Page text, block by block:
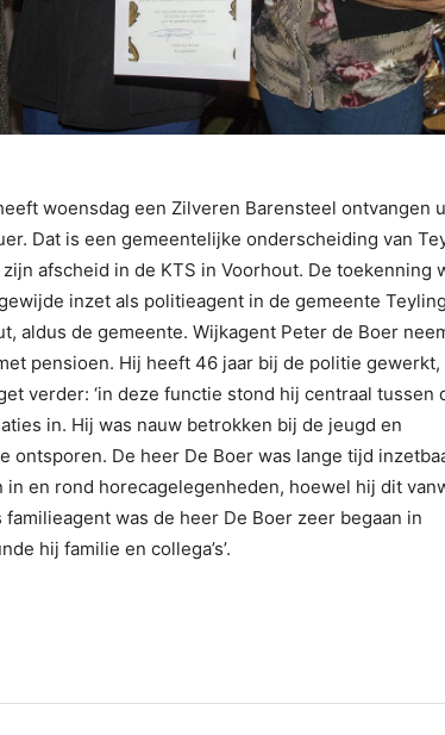
woensdag een Zilveren Barensteel ontvangen
Dat is een gemeentelijke onderscheiding van
afscheid in de KTS in Voorhout. De toekenning
inzet als politieagent in de gemeente
aldus de gemeente. Wijkagent Peter de Boer
pensioen. Hij heeft 46 jaar bij de politie gewerkt,
verder: ‘in deze functie stond hij centraal tussen
in. Hij was nauw betrokken bij de jeugd en
ontsporen. De heer De Boer was lange tijd
en rond horecagelegenheden, hoewel hij dit
was de heer De Boer zeer begaan in
hij familie en collega’s’.